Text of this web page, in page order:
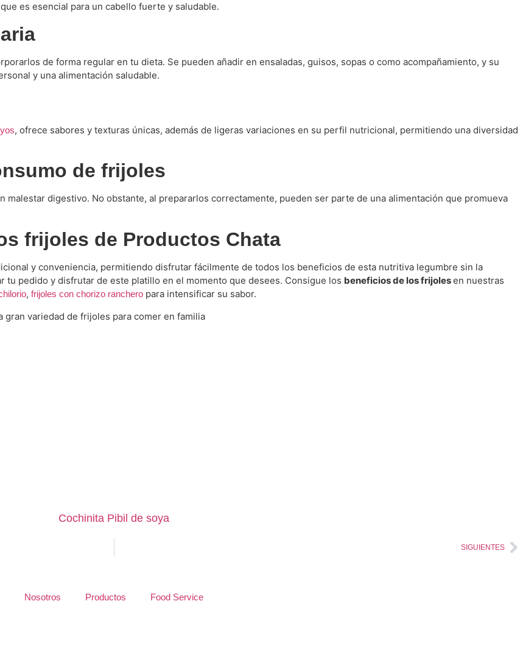
es esencial para un cabello fuerte y saludable.
de forma regular en tu dieta. Se pueden añadir en ensaladas, guisos, sopas o como acompañamiento, y su
y una alimentación saludable.
, ofrece sabores y texturas únicas, además de ligeras variaciones en su perfil nutricional, permitiendo una diversidad
de frijoles
digestivo. No obstante, al prepararlos correctamente, pueden ser parte de una alimentación que promueva
frijoles de Productos Chata
y conveniencia, permitiendo disfrutar fácilmente de todos los beneficios de esta nutritiva legumbre sin la
pedido y disfrutar de este platillo en el momento que desees. Consigue los beneficios de los frijolesen nuestras
, frijoles con chorizo ranchero para intensificar su sabor.
Cochinita Pibil de soya
SIGUIENTES
Nosotros Productos Food Service